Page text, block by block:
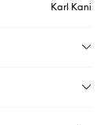
Karl Kani